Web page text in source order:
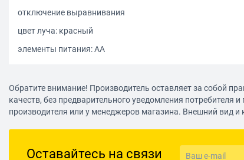
отключение выравнивания
цвет луча: красный
элементы питания: АА
Обратите внимание! Производитель оставляет за собой
качеств, без предварительного уведомления
производителя или у менеджеров магазина. Внешний вид
Оставайтесь на связи